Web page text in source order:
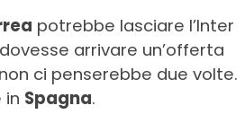
potrebbe lasciare l’Inter
arrivare un’offerta
ci penserebbe due volte.
in Spagna.